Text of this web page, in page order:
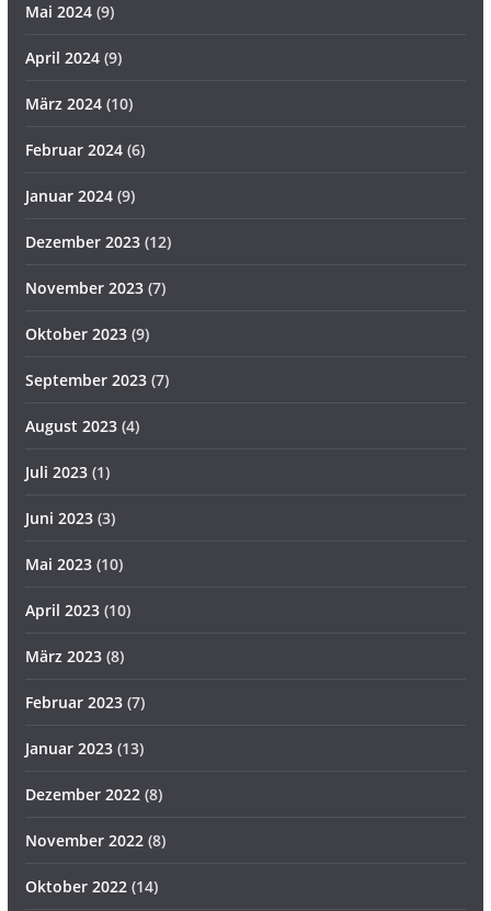
Mai 2024(9)
April 2024(9)
März 2024(10)
Februar 2024(6)
Januar 2024(9)
Dezember 2023(12)
November 2023(7)
Oktober 2023(9)
September 2023(7)
August 2023(4)
Juli 2023(1)
Juni 2023(3)
Mai 2023(10)
April 2023(10)
März 2023(8)
Februar 2023(7)
Januar 2023(13)
Dezember 2022(8)
November 2022(8)
Oktober 2022(14)